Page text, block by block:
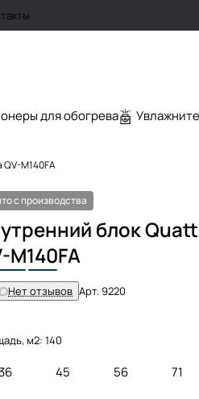
для обогрева
M140FA
с производства
блок
M140FA
Нет отзывов Арт.9220
м2:140
45 56 71